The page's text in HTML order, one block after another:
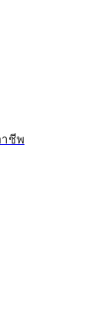
ชีพ